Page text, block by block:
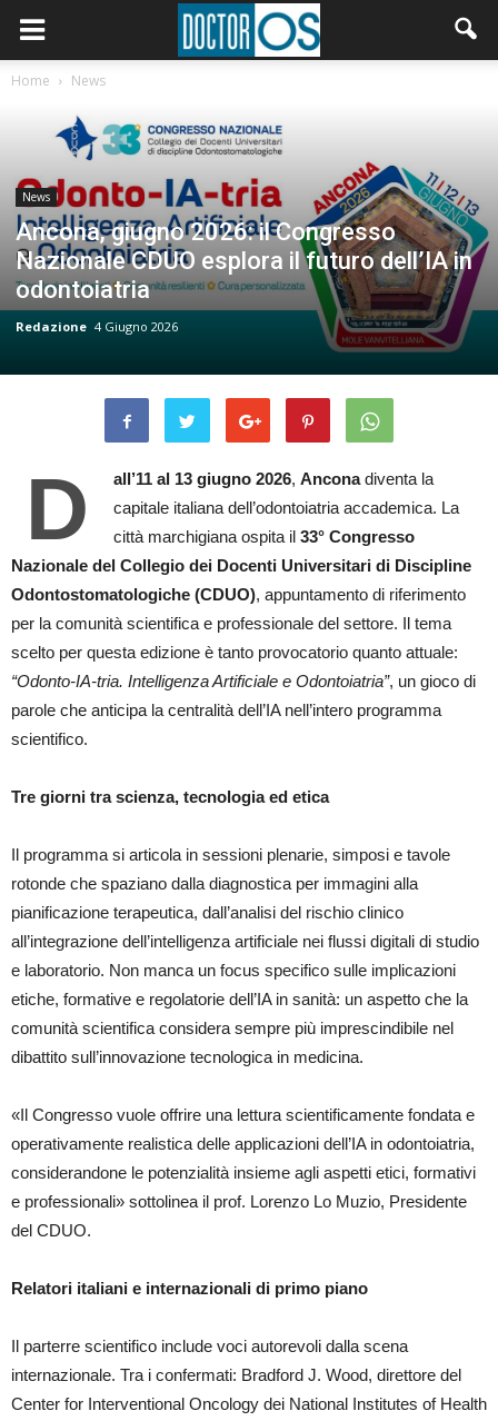
Home News
News
Ancona, giugno 2026: il Congresso
Nazionale CDUO esplora il futuro dell’IA in
odontoiatria
Redazione 4 Giugno 2026
D all’11 al 13 giugno 2026, Anconadiventa la
capitale italiana dell’odontoiatria accademica. La
città marchigiana ospita il 33° Congresso
Nazionale del Collegio dei Docenti Universitari di Discipline
Odontostomatologiche (CDUO), appuntamento di riferimento
per la comunità scientifica e professionale del settore. Il tema
scelto per questa edizione è tanto provocatorio quanto attuale:
“Odonto-IA-tria. Intelligenza Artificiale e Odontoiatria”, un gioco di
parole che anticipa la centralità dell’IA nell’intero programma
scientifico.
Tre giorni tra scienza, tecnologia ed etica
Il programma si articola in sessioni plenarie, simposi e tavole
rotonde che spaziano dalla diagnostica per immagini alla
pianificazione terapeutica, dall’analisi del rischio clinico
all’integrazione dell’intelligenza artificiale nei flussi digitali di studio
e laboratorio. Non manca un focus specifico sulle implicazioni
etiche, formative e regolatorie dell’IA in sanità: un aspetto che la
comunità scientifica considera sempre più imprescindibile nel
dibattito sull’innovazione tecnologica in medicina.
«Il Congresso vuole offrire una lettura scientificamente fondata e
operativamente realistica delle applicazioni dell’IA in odontoiatria,
considerandone le potenzialità insieme agli aspetti etici, formativi
e professionali» sottolinea il prof. Lorenzo Lo Muzio, Presidente
del CDUO.
Relatori italiani e internazionali di primo piano
Il parterre scientifico include voci autorevoli dalla scena
internazionale. Tra i confermati: Bradford J. Wood, direttore del
Center for Interventional Oncology dei National Institutes of Health